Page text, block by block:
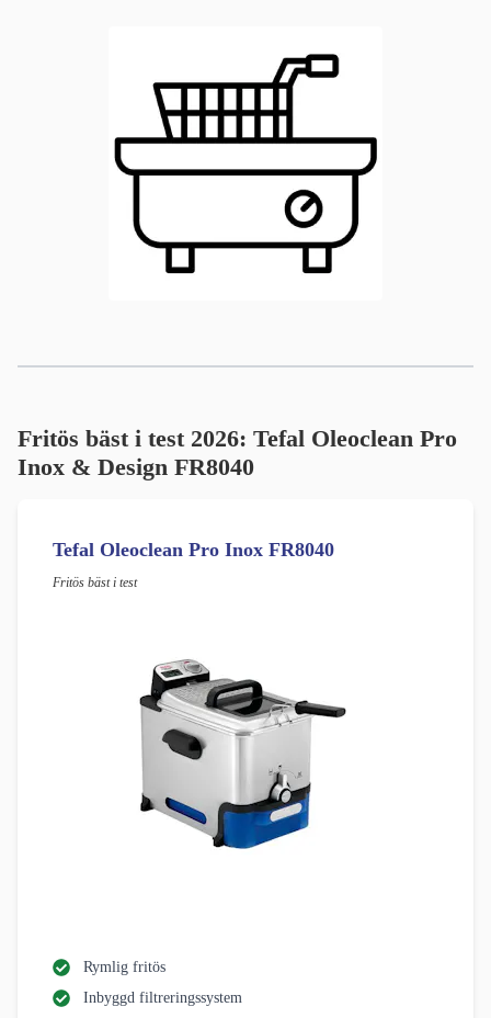
Fritös bäst i test 2026: Tefal Oleoclean Pro
Inox & Design FR8040
Tefal Oleoclean Pro Inox FR8040
Fritös bäst i test
Rymlig fritös
Inbyggd filtreringssystem